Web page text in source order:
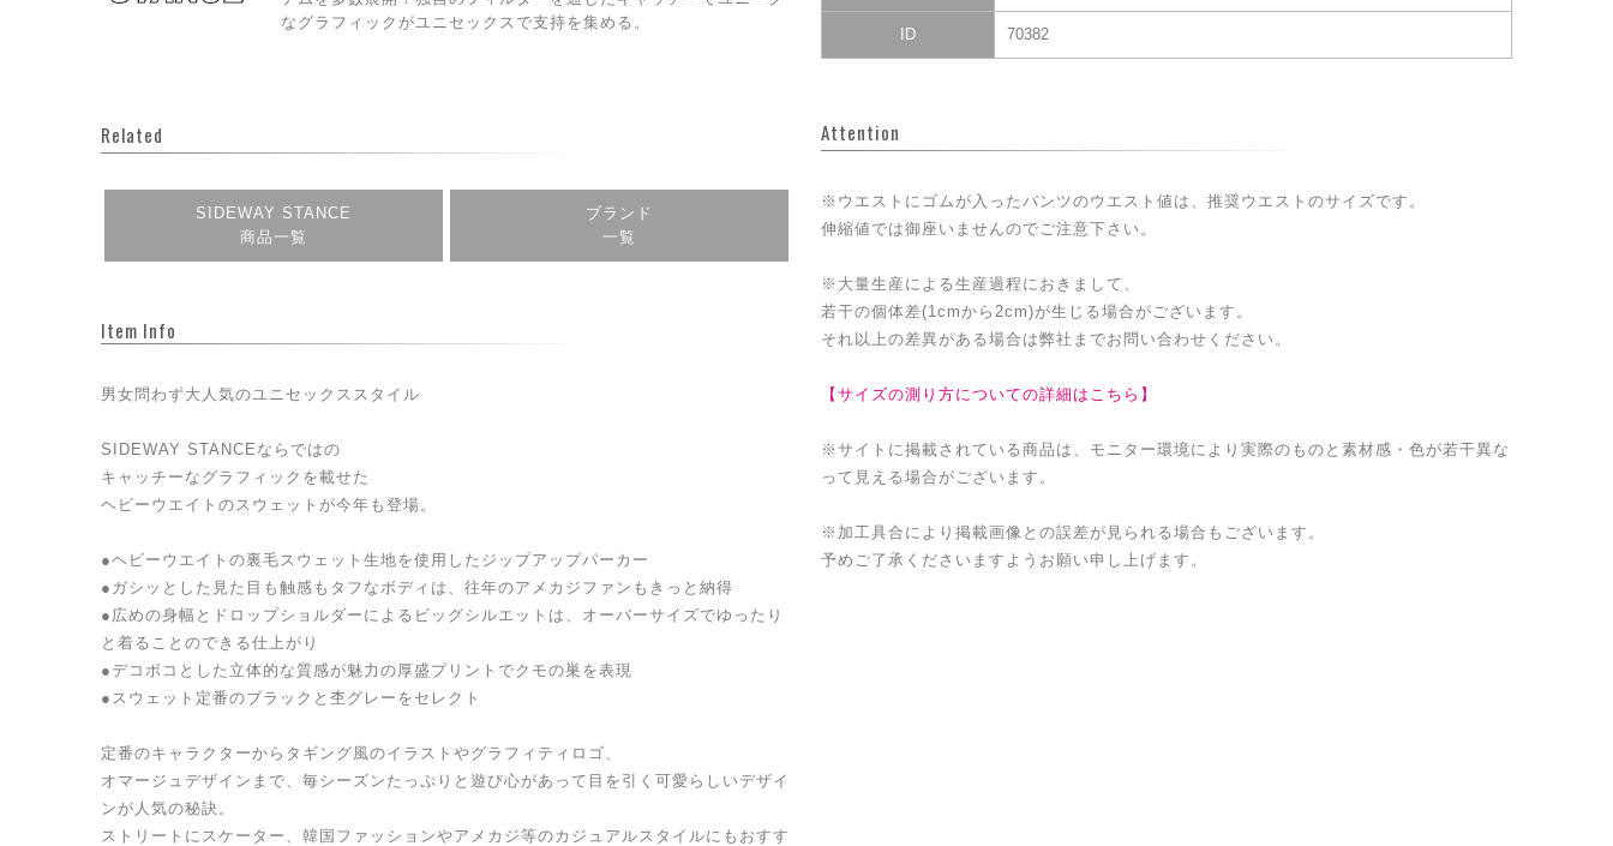
なグラフィックがユニセックスで支持を集める。
Related
SIDEWAY STANCE
商品一覧
ブランド
一覧
Item Info
男女問わず大人気のユニセックススタイル
SIDEWAY STANCEならではの
キャッチーなグラフィックを載せた
ヘビーウエイトのスウェットが今年も登場。
●ヘビーウエイトの裏毛スウェット生地を使用したジップアップパーカー
●ガシッとした見た目も触感もタフなボディは、往年のアメカジファンもきっと納得
●広めの身幅とドロップショルダーによるビッグシルエットは、オーバーサイズでゆったり
と着ることのできる仕上がり
●デコボコとした立体的な質感が魅力の厚盛プリントでクモの巣を表現
●スウェット定番のブラックと杢グレーをセレクト
定番のキャラクターからタギング風のイラストやグラフィティロゴ、
オマージュデザインまで、毎シーズンたっぷりと遊び心があって目を引く可愛らしいデザイ
ンが人気の秘訣。
ストリートにスケーター、韓国ファッションやアメカジ等のカジュアルスタイルにもおすす
ID 70382
Attention
※ウエストにゴムが入ったパンツのウエスト値は、推奨ウエストのサイズです。
伸縮値では御座いませんのでご注意下さい。
※大量生産による生産過程におきまして、
若干の個体差(1cmから2cm)が生じる場合がございます。
それ以上の差異がある場合は弊社までお問い合わせください。
【サイズの測り方についての詳細はこちら】
※サイトに掲載されている商品は、モニター環境により実際のものと素材感・色が若干異な
って見える場合がございます。
※加工具合により掲載画像との誤差が見られる場合もございます。
予めご了承くださいますようお願い申し上げます。